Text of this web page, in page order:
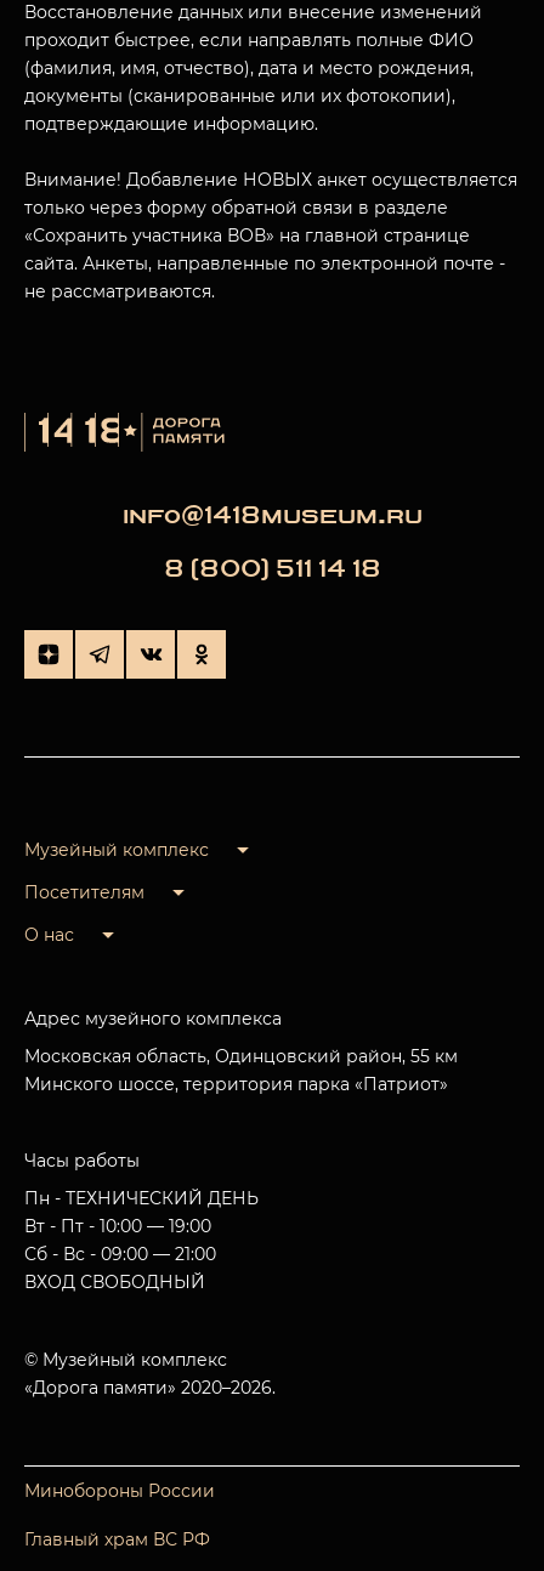
МУЗЕЙНЫЙ КОМПЛЕКС
ПОСЕТИТЕЛЯМ
О НАС
НАЗАД
Восстановление данных или внесение изменений
проходит быстрее, если направлять полные ФИО
(фамилия, имя, отчество), дата и место рождения,
документы (сканированные или их фотокопии),
подтверждающие информацию.
Внимание! Добавление НОВЫХ анкет осуществляется
только через форму обратной связи в разделе
«Сохранить участника ВОВ» на главной странице
сайта. Анкеты, направленные по электронной почте -
не рассматриваются.
info@1418museum.ru
8 (800) 511 14 18
Музейный комплекс
Посетителям
О нас
Адрес музейного комплекса
Московская область, Одинцовский район, 55 км
Минского шоссе, территория парка «Патриот»
Часы работы
Пн - ТЕХНИЧЕСКИЙ ДЕНЬ
Вт - Пт - 10:00 — 19:00
Сб - Вс - 09:00 — 21:00
ВХОД СВОБОДНЫЙ
© Музейный комплекс
«Дорога памяти» 2020–2026.
Минобороны России
Главный храм ВС РФ